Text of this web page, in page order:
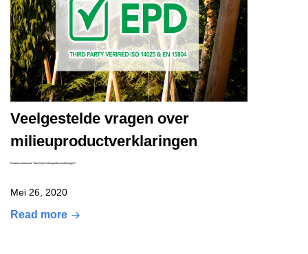
Veelgestelde vragen over
milieuproductverklaringen
Waarom produceert Tata Steel milieuproductverklaringen?
Mei 26, 2020
Read more